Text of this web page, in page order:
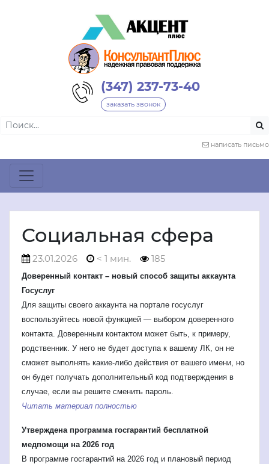
(347) 237-73-40
заказать звонок
написать письмо
Социальная сфера
23.01.2026 < 1 мин. 185
Доверенный контакт – новый способ защиты аккаунта
Госуслуг
Для защиты своего аккаунта на портале госуслуг
воспользуйтесь новой функцией — выбором доверенного
контакта. Доверенным контактом может быть, к примеру,
родственник. У него не будет доступа к вашему ЛК, он не
сможет выполнять какие-либо действия от вашего имени, но
он будет получать дополнительный код подтверждения в
случае, если вы решите сменить пароль.
Читать материал полностью
Утверждена программа госгарантий бесплатной
медпомощи на 2026 год
В программе госгарантий на 2026 год и плановый период